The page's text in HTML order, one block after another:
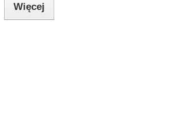
Więcej